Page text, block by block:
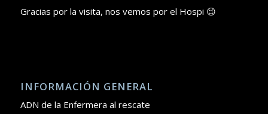
Gracias por la visita, nos vemos por el Hospi 😉
INFORMACIÓN GENERAL
ADN de la Enfermera al rescate